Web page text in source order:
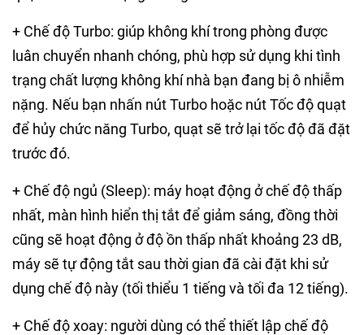
+ Chế độ Turbo: giúp không khí trong phòng được
luân chuyển nhanh chóng, phù hợp sử dụng khi tình
trạng chất lượng không khí nhà bạn đang bị ô nhiễm
nặng. Nếu bạn nhấn nút Turbo hoặc nút Tốc độ quạt
để hủy chức năng Turbo, quạt sẽ trở lại tốc độ đã đặt
trước đó.
+ Chế độ ngủ (Sleep): máy hoạt động ở chế độ thấp
nhất, màn hình hiển thị tắt để giảm sáng, đồng thời
cũng sẽ hoạt động ở độ ồn thấp nhất khoảng 23 dB,
máy sẽ tự động tắt sau thời gian đã cài đặt khi sử
dụng chế độ này (tối thiểu 1 tiếng và tối đa 12 tiếng).
+ Chế độ xoay: người dùng có thể thiết lập chế độ